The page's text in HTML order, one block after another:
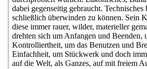
dabei gegenseitig gebraucht. Technisches
schließlich überwinden zu können. Sein
diese immer rauer, wilder, materieller
drehten sich um Anfangen und
Kontrolliertheit, um das Benutzen und
Einfachheit, um Stückwerk und doch
auf die Welt, als Ganzes, auf mit freiem